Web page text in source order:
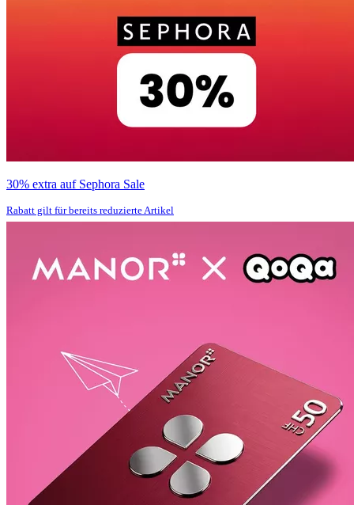
30% extra auf Sephora Sale
Rabatt gilt für bereits reduzierte Artikel